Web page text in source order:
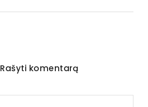
Rašyti komentarą